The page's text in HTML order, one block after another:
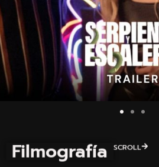
Filmografía SCROLL